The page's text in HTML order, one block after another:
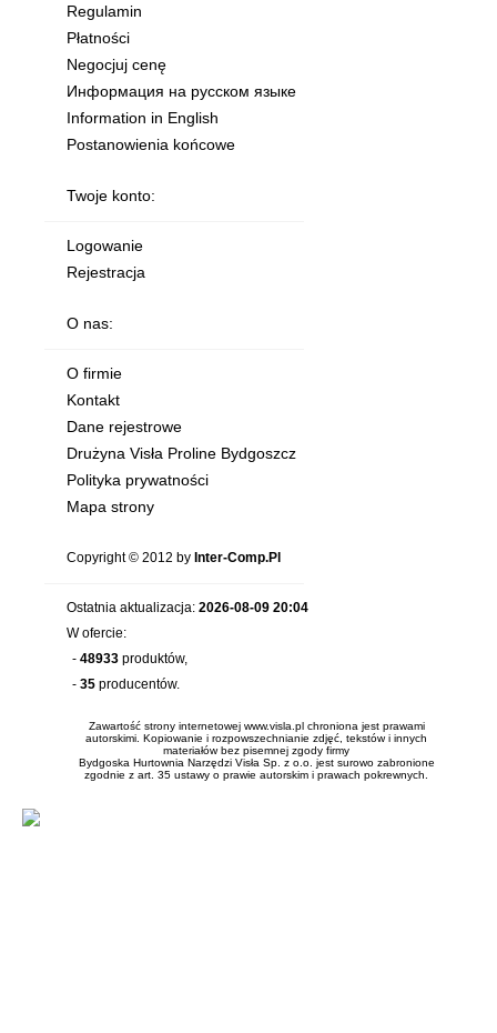
Regulamin
Płatności
Negocjuj cenę
Информация на русском языке
Information in English
Postanowienia końcowe
Twoje konto:
Logowanie
Rejestracja
O nas:
O firmie
Kontakt
Dane rejestrowe
Drużyna Visła Proline Bydgoszcz
Polityka prywatności
Mapa strony
Copyright © 2012 by Inter-Comp.Pl
Ostatnia aktualizacja: 2026-08-09 20:04
W ofercie:
- 48933 produktów,
- 35 producentów.
Zawartość strony internetowej www.visla.pl chroniona jest prawami
autorskimi. Kopiowanie i rozpowszechnianie zdjęć, tekstów i innych
materiałów bez pisemnej zgody firmy
Bydgoska Hurtownia Narzędzi Visła Sp. z o.o. jest surowo zabronione
zgodnie z art. 35 ustawy o prawie autorskim i prawach pokrewnych.